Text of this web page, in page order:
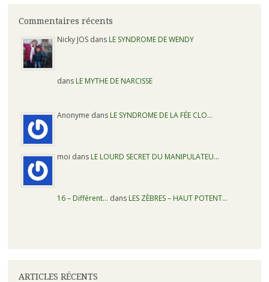
Commentaires récents
Nicky JOS dans LE SYNDROME DE WENDY
dans LE MYTHE DE NARCISSE
Anonyme dans LE SYNDROME DE LA FÉE CLO…
moi dans LE LOURD SECRET DU MANIPULATEU…
16 – Différent… dans LES ZÈBRES – HAUT POTENT…
ARTICLES RÉCENTS